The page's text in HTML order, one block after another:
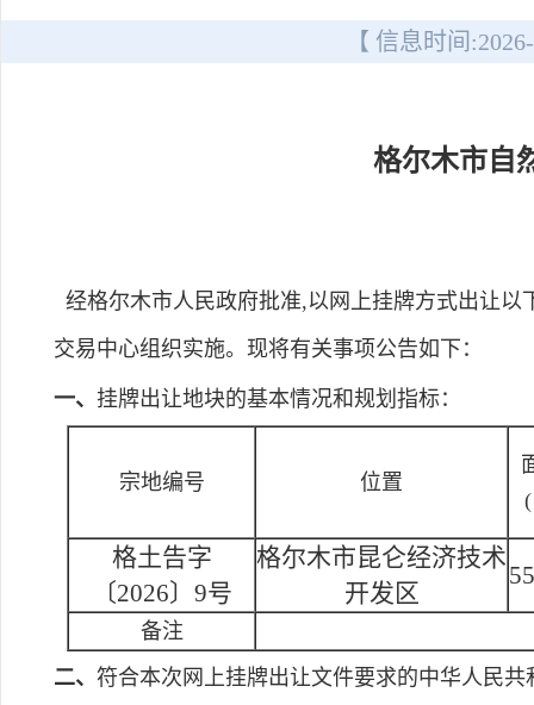
【 信息时间:
格尔木市自
经格尔木市人民政府批准,以网上挂牌方式出让
交易中心组织实施。现将有关事项公告如下：
一、 挂牌出让地块的基本情况和规划指标：
宗地编号 位置
格土告字
〔2026〕9号
格尔木市昆仑经济技术
开发区
备注
二、 符合本次网上挂牌出让文件要求的中华人民